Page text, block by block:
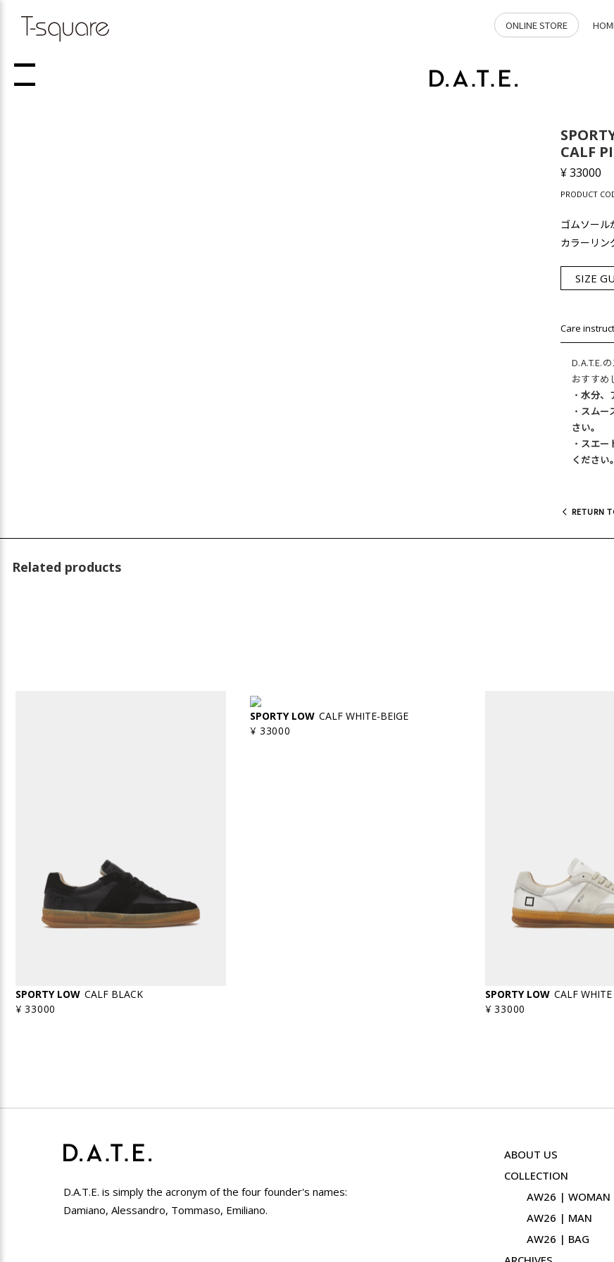
ONLINE STORE
CALF
¥ 33000
PRODUCT
ゴムソール
カラーリン
SIZE
Care
D.A.T.E.
おすすめ
・ 水分、
・ スムー
さい。
・ スエー
ください。
RETURN
Related products
SPORTY LOW CALF BLACK
¥ 33000
SPORTY LOW CALF WHITE-BEIGE
¥ 33000
SPORTY LOW CALF WHITE
¥ 33000
D.A.T.E. is simply the acronym of the four founder's names:
Damiano, Alessandro, Tommaso, Emiliano.
ABOUT US
COLLECTION
AW26 | WOMAN
AW26 | MAN
AW26 | BAG